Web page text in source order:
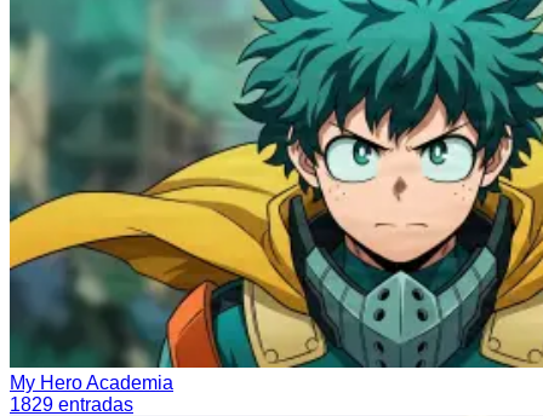
My Hero Academia
1829 entradas